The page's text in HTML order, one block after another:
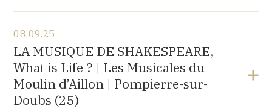
Église Saint-Michel,
2 rue Saint-Jacques, Saint-Wandrille-Rançon
(76490)
at17H
Buy your tickets
08.09.25
LA MUSIQUE DE SHAKESPEARE,
What is Life ? | Les Musicales du
Moulin d’Aillon | Pompierre-sur-
Doubs (25)